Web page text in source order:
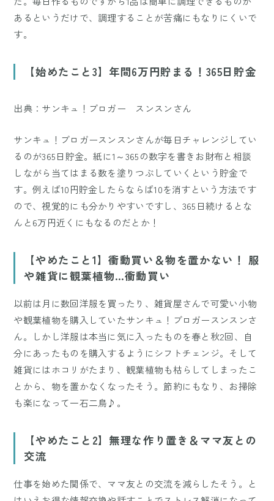
あるというだけで、調理することが苦痛にもなりにくいで
す。
【始めたこと3】年間6万円貯まる！365日貯金
出典：サンキュ！ブロガー スンスンさん
サンキュ！ブロガースンスンさんが毎日チャレンジしてい
るのが365日貯金。紙に1～365の数字を書きお財布と相談
しながら当てはまる数を塗りつぶしていくという貯金で
す。例えば10円貯金したらならば10を消すという方法です
ので、視覚的にも分かりやすいですし、365日続けるとな
んと6万円近くにもなるのだとか！
【やめたこと1】衝動買い＆物を置かない！ 服
や雑貨に観葉植物…衝動買い
以前は月に数回洋服を買ったり、雑貨屋さんで可愛い小物
や観葉植物を購入していたサンキュ！ブロガースンスンさ
ん。しかし洋服は本当に気に入ったものを春と秋2回、自
分にあったものを購入するようにシフトチェンジ。そして
雑貨にはホコリがたまり、観葉植物も枯らしてしまったこ
とから、物を置かなくなったそう。節約にもなり、お掃除
も楽になって一石二鳥♪。
【やめたこと2】無理な作り置き＆ママ友との
交流
仕事を始めた関係で、ママ友との交流を減らしたそう。と